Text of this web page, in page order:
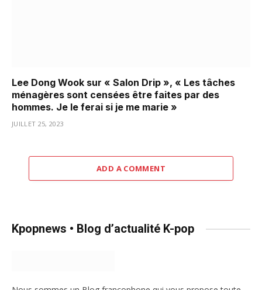
Lee Dong Wook sur « Salon Drip », « Les tâches
ménagères sont censées être faites par des
hommes. Je le ferai si je me marie »
JUILLET 25, 2023
ADD A COMMENT
Kpopnews • Blog d’actualité K-pop